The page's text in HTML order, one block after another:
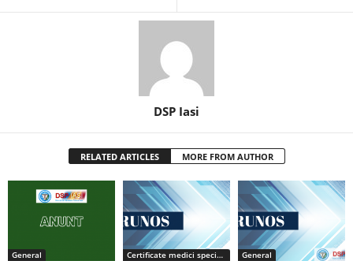
DSP Iasi
RELATED ARTICLES MORE FROM AUTHOR
General Certificate medici specialiști / primari General